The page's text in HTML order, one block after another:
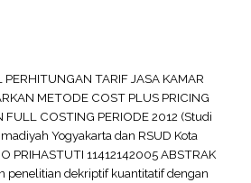
TARIF JASA KAMAR
METODE COST PLUS PRICING
FULL COSTING PERIODE 2012 (Studi
Yogyakarta dan RSUD Kota
PRIHASTUTI 11412142005 ABSTRAK
penelitian dekriptif kuantitatif dengan